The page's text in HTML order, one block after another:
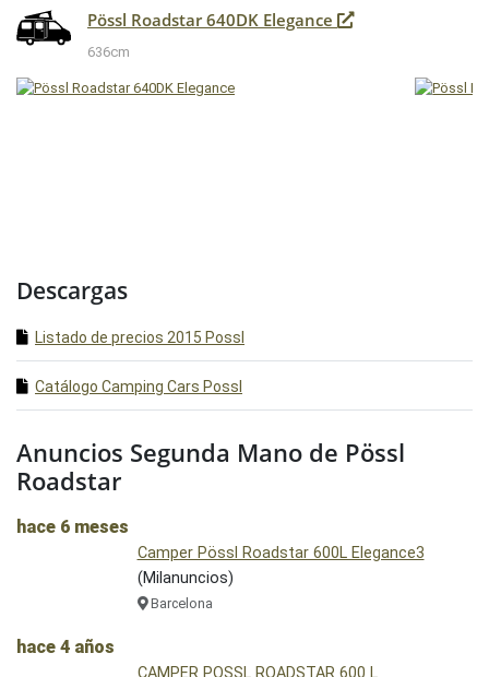
Pössl Roadstar 640DK Elegance
636cm
Descargas
Listado de precios 2015 Possl
Catálogo Camping Cars Possl
Anuncios Segunda Mano de Pössl
Roadstar
hace 6 meses
Camper Pössl Roadstar 600L Elegance3
(Milanuncios)
Barcelona
hace 4 años